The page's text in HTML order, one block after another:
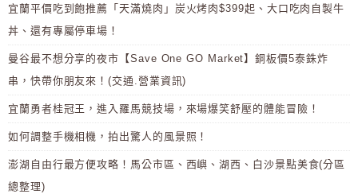
宜蘭平價吃到飽推薦「天滿燒肉」炭火烤肉$399起、大口吃肉自製牛
丼、還有專屬停車場！
曼谷最不想分享的夜市【Save One GO Market】銅板價5泰銖炸
串，快帶你朋友來！(交通.營業資訊)
宜蘭勇者桂冠王，進入羅馬競技場，來場爆笑舒壓的體能冒險！
如何調整手機相機，拍出驚人的風景照！
澎湖自由行最方便攻略！馬公市區、西嶼、湖西、白沙景點美食(分區
總整理)